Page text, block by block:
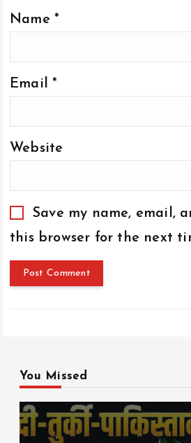
Name *
Email *
Website
Save my name, email,
this browser for the next
You Missed